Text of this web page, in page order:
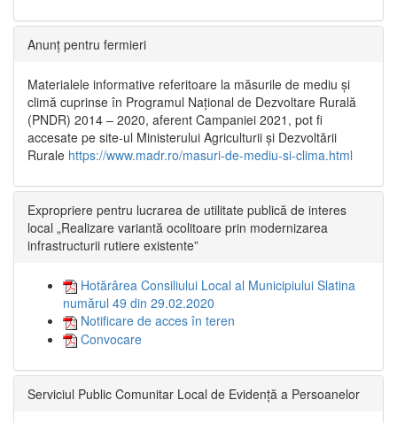
Anunț pentru fermieri
Materialele informative referitoare la măsurile de mediu și
climă cuprinse în Programul Național de Dezvoltare Rurală
(PNDR) 2014 – 2020, aferent Campaniei 2021, pot fi
accesate pe site-ul Ministerului Agriculturii și Dezvoltării
Rurale https://www.madr.ro/masuri-de-mediu-si-clima.html
Expropriere pentru lucrarea de utilitate publică de interes
local „Realizare variantă ocolitoare prin modernizarea
infrastructurii rutiere existente”
Hotărârea Consiliului Local al Municipiului Slatina
numărul 49 din 29.02.2020
Notificare de acces în teren
Convocare
Serviciul Public Comunitar Local de Evidență a Persoanelor